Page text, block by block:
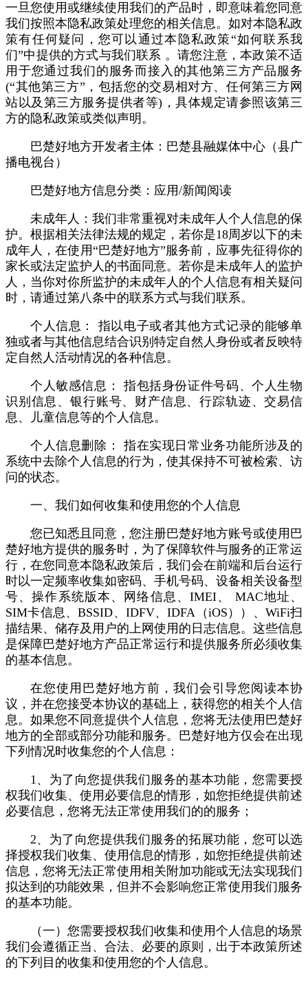
一旦您使用或继续使用我们的产品时，即意味着您同意
我们按照本隐私政策处理您的相关信息。如对本隐私政
策有任何疑问，您可以通过本隐私政策“如何联系我
们”中提供的方式与我们联系 。请您注意，本政策不适
用于您通过我们的服务而接入的其他第三方产品服务
(“其他第三方”，包括您的交易相对方、任何第三方网
站以及第三方服务提供者等)，具体规定请参照该第三
方的隐私政策或类似声明。
巴楚好地方开发者主体：巴楚县融媒体中心（县广
播电视台）
巴楚好地方信息分类：应用/新闻阅读
未成年人：我们非常重视对未成年人个人信息的保
护。根据相关法律法规的规定，若你是18周岁以下的未
成年人，在使用“巴楚好地方”服务前，应事先征得你的
家长或法定监护人的书面同意。若你是未成年人的监护
人，当你对你所监护的未成年人的个人信息有相关疑问
时，请通过第八条中的联系方式与我们联系。
个人信息： 指以电子或者其他方式记录的能够单
独或者与其他信息结合识别特定自然人身份或者反映特
定自然人活动情况的各种信息。
个人敏感信息： 指包括身份证件号码、个人生物
识别信息、银行账号、财产信息、行踪轨迹、交易信
息、儿童信息等的个人信息。
个人信息删除： 指在实现日常业务功能所涉及的
系统中去除个人信息的行为，使其保持不可被检索、访
问的状态。
一、我们如何收集和使用您的个人信息
您已知悉且同意，您注册巴楚好地方账号或使用巴
楚好地方提供的服务时，为了保障软件与服务的正常运
行，在您同意本隐私政策后，我们会在前端和后台运行
时以一定频率收集如密码、手机号码、设备相关设备型
号、操作系统版本、网络信息、IMEI、 MAC地址、
SIM卡信息、BSSID、IDFV、IDFA（iOS））、WiFi扫
描结果、储存及用户的上网使用的日志信息。这些信息
是保障巴楚好地方产品正常运行和提供服务所必须收集
的基本信息。
在您使用巴楚好地方前，我们会引导您阅读本协
议，并在您接受本协议的基础上，获得您的相关个人信
息。如果您不同意提供个人信息，您将无法使用巴楚好
地方的全部或部分功能和服务。巴楚好地方仅会在出现
下列情况时收集您的个人信息：
1、为了向您提供我们服务的基本功能，您需要授
权我们收集、使用必要信息的情形，如您拒绝提供前述
必要信息，您将无法正常使用我们的的服务；
2、为了向您提供我们服务的拓展功能，您可以选
择授权我们收集、使用信息的情形，如您拒绝提供前述
信息，您将无法正常使用相关附加功能或无法实现我们
拟达到的功能效果，但并不会影响您正常使用我们服务
的基本功能。
（一）您需要授权我们收集和使用个人信息的场景
我们会遵循正当、合法、必要的原则，出于本政策所述
的下列目的收集和使用您的个人信息。